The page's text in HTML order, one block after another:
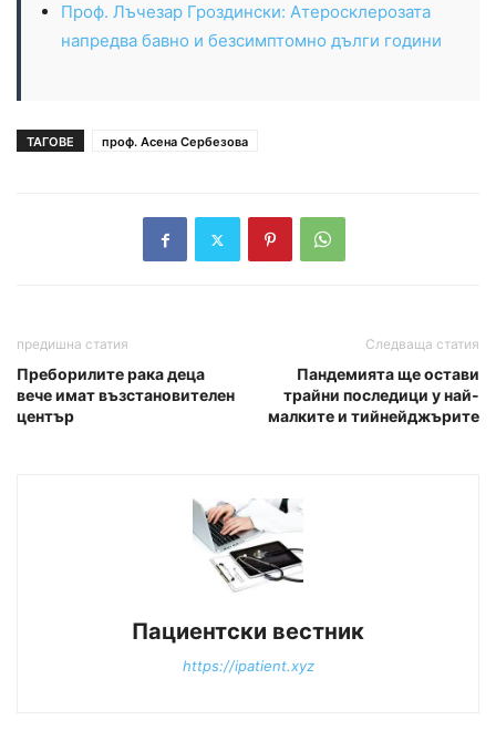
Проф. Лъчезар Гроздински: Атеросклерозата
напредва бавно и безсимптомно дълги години
ТАГОВЕ проф. Асена Сербезова
предишна статия
Преборилите рака деца
вече имат възстановителен
център
Следваща статия
Пандемията ще остави
трайни последици у най-
малките и тийнейджърите
Пациентски вестник
https://ipatient.xyz